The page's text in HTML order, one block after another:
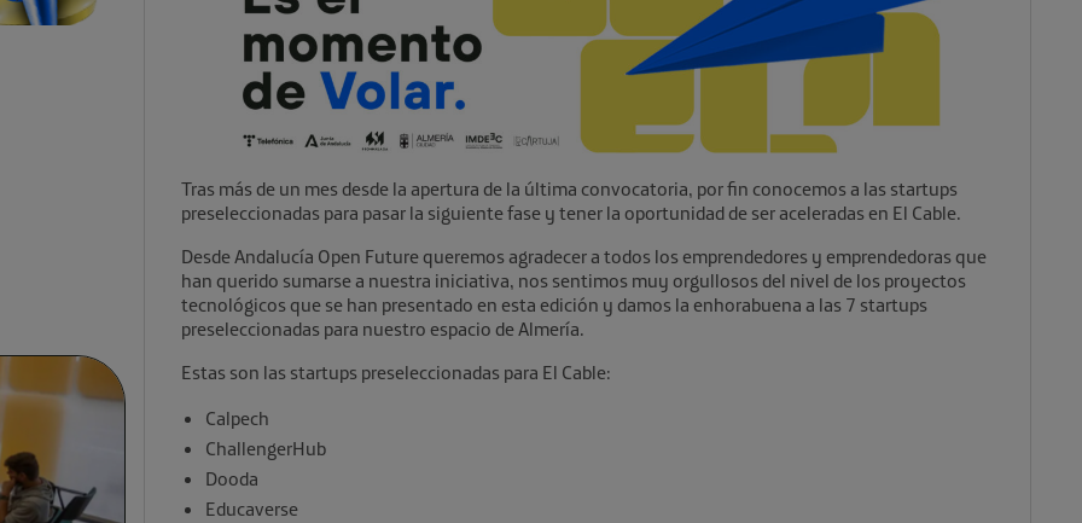
Tras más de un mes desde la apertura de la última convocatoria, por fin conocemos a las startups
preseleccionadas para pasar la siguiente fase y tener la oportunidad de ser aceleradas en El Cable.
Desde Andalucía Open Future queremos agradecer a todos los emprendedores y emprendedoras que
han querido sumarse a nuestra iniciativa, nos sentimos muy orgullosos del nivel de los proyectos
tecnológicos que se han presentado en esta edición y damos la enhorabuena a las 7 startups
preseleccionadas para nuestro espacio de Almería.
Estas son las startups preseleccionadas para El Cable:
Calpech
ChallengerHub
Dooda
Educaverse